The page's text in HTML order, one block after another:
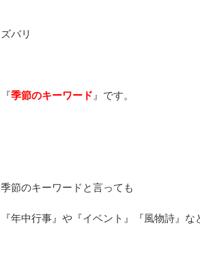
ズバリ
『季節のキーワード 』です。
季節のキーワードと言っても
『年中行事』や『イベント』『風物詩』な